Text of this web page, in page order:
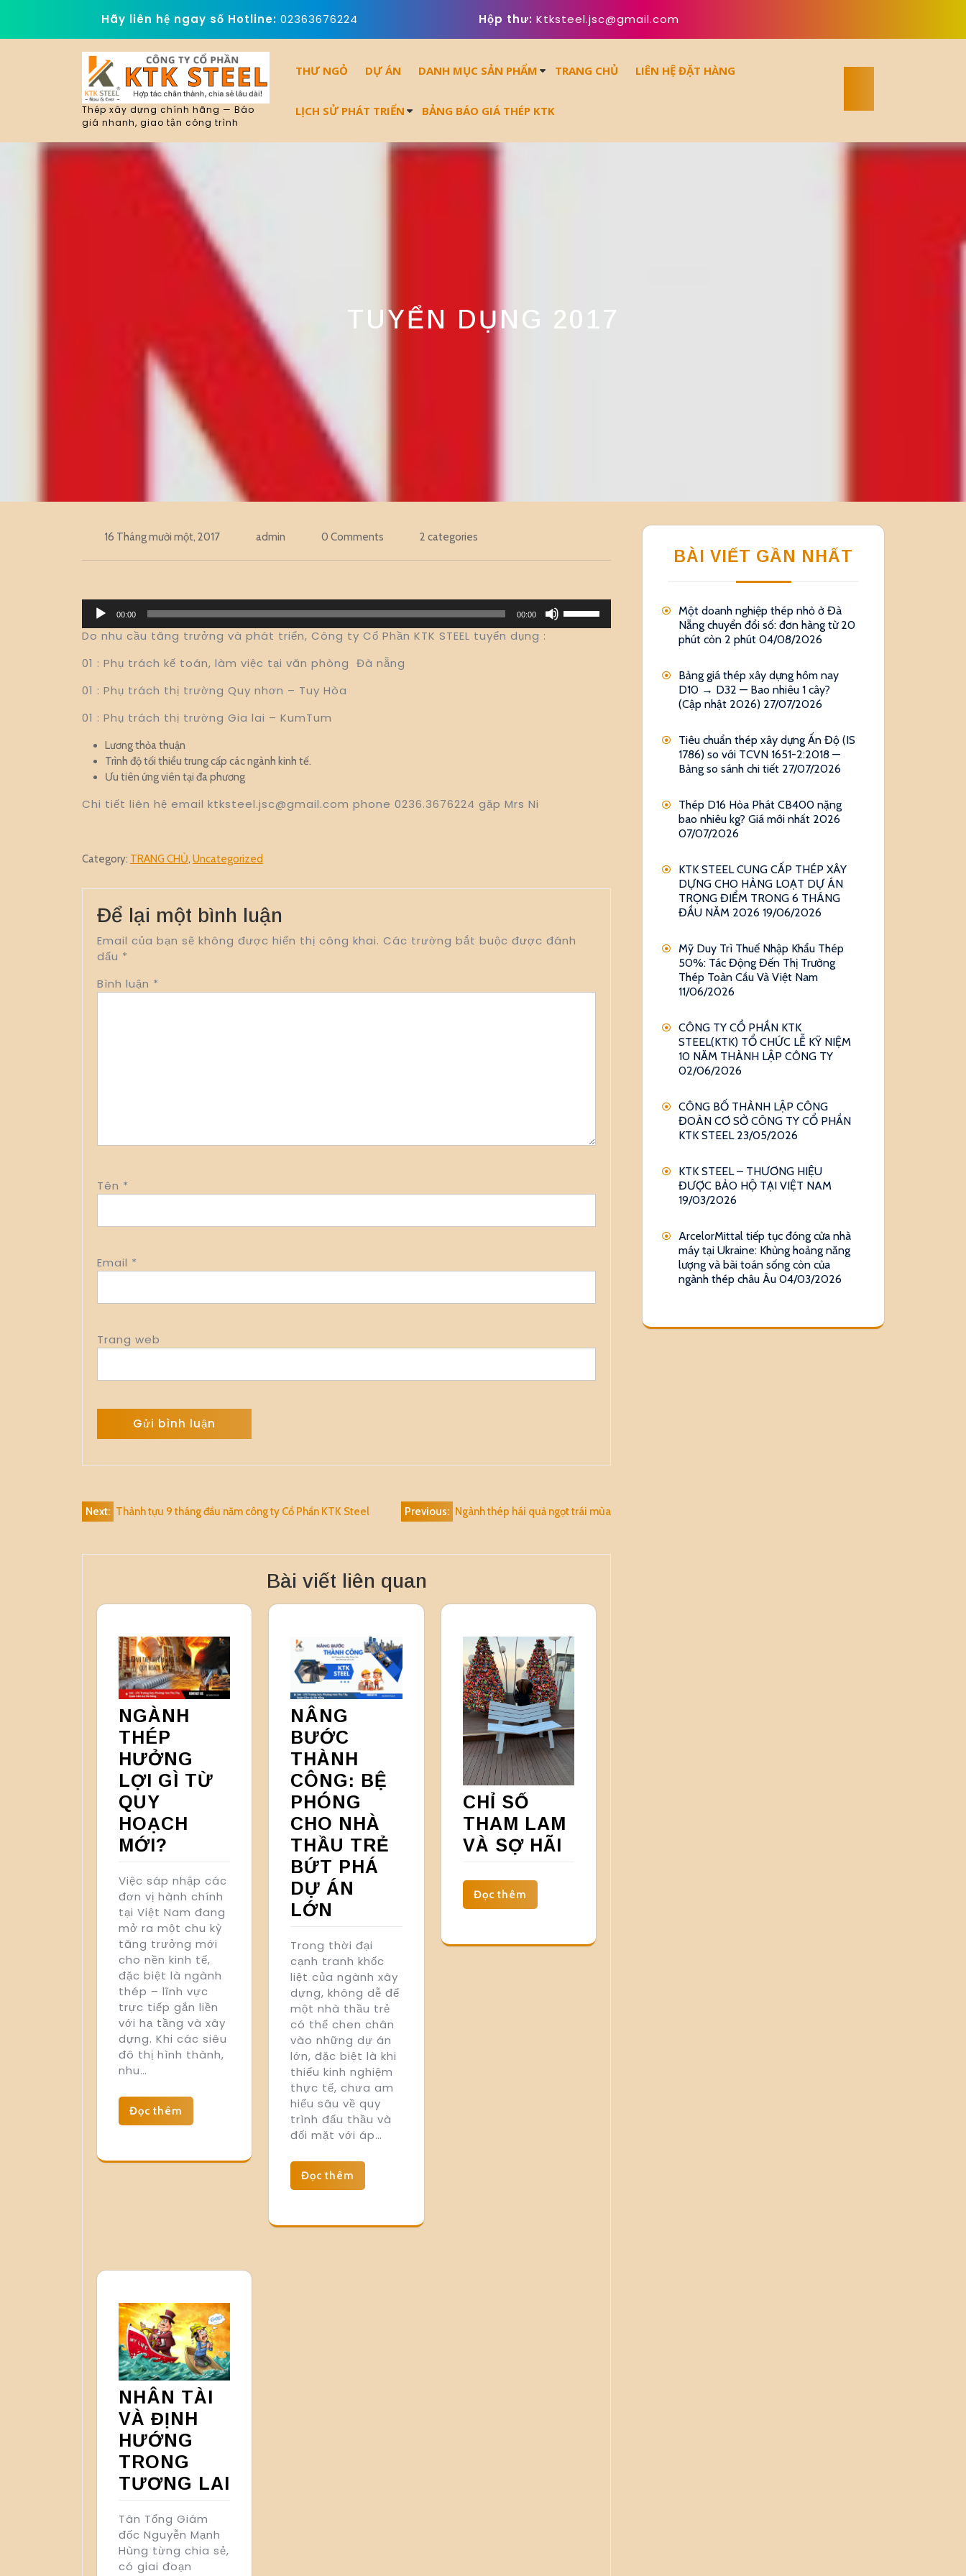
content
Hãy liên hệ ngay số Hotline: 02363676224 Hộp thư: Ktksteel.jsc@gmail.com
Thép xây dựng chính hãng — Báo
giá nhanh, giao tận công trình
THƯ NGỎ DỰ ÁN DANH MỤC SẢN PHẨM TRANG CHỦ LIÊN HỆ ĐẶT HÀNG
LỊCH SỬ PHÁT TRIỂN BẢNG BÁO GIÁ THÉP KTK
TUYỂN DỤNG 2017
16 Tháng mười một, 2017 admin 0 Comments 2 categories
Trình
phát
âm
00:00 00:00
Do nhu cầu tăng trưởng và phát triển, Công ty Cổ Phần KTK STEEL tuyển dụng :
01 : Phụ trách kế toán, làm việc tại văn phòng Đà nẵng
01 : Phụ trách thị trường Quy nhơn – Tuy Hòa
01 : Phụ trách thị trường Gia lai – KumTum
Lương thỏa thuận
Trình độ tối thiểu trung cấp các ngành kinh tế.
Ưu tiên ứng viên tại đa phương
Chi tiết liên hệ email ktksteel.jsc@gmail.com phone 0236.3676224 gặp Mrs Ni
Category: TRANG CHỦ, Uncategorized
Để lại một bình luận
Email của bạn sẽ không được hiển thị công khai. Các trường bắt buộc được đánh
dấu *
Bình luận *
Tên *
Email *
Trang web
Điều
viết
Previous: Ngành thép hái quả ngọt trái mùa
Next: Thành tựu 9 tháng đầu năm công ty Cổ Phần KTK Steel
Bài viết liên quan
NGÀNH
THÉP
HƯỞNG
LỢI GÌ TỪ
QUY
HOẠCH
MỚI?
Việc sáp nhập các
đơn vị hành chính
tại Việt Nam đang
mở ra một chu kỳ
tăng trưởng mới
cho nền kinh tế,
đặc biệt là ngành
thép – lĩnh vực
trực tiếp gắn liền
với hạ tầng và xây
dựng. Khi các siêu
đô thị hình thành,
nhu…
Đọc thêm
NÂNG
BƯỚC
THÀNH
CÔNG: BỆ
PHÓNG
CHO NHÀ
THẦU TRẺ
BỨT PHÁ
DỰ ÁN
LỚN
Trong thời đại
cạnh tranh khốc
liệt của ngành xây
dựng, không dễ để
một nhà thầu trẻ
có thể chen chân
vào những dự án
lớn, đặc biệt là khi
thiếu kinh nghiệm
thực tế, chưa am
hiểu sâu về quy
trình đấu thầu và
đối mặt với áp…
Đọc thêm
CHỈ SỐ
THAM LAM
VÀ SỢ HÃI
Đọc thêm
NHÂN TÀI
VÀ ĐỊNH
HƯỚNG
TRONG
TƯƠNG LAI
Tân Tổng Giám
đốc Nguyễn Mạnh
Hùng từng chia sẻ,
có giai đoạn
BÀI VIẾT GẦN NHẤT
Một doanh nghiệp thép nhỏ ở Đà
Nẵng chuyển đổi số: đơn hàng từ 20
phút còn 2 phút 04/08/2026
Bảng giá thép xây dựng hôm nay
D10 → D32 — Bao nhiêu 1 cây?
(Cập nhật 2026) 27/07/2026
Tiêu chuẩn thép xây dựng Ấn Độ (IS
1786) so với TCVN 1651-2:2018 —
Bảng so sánh chi tiết 27/07/2026
Thép D16 Hòa Phát CB400 nặng
bao nhiêu kg? Giá mới nhất 2026
07/07/2026
KTK STEEL CUNG CẤP THÉP XÂY
DỰNG CHO HÀNG LOẠT DỰ ÁN
TRỌNG ĐIỂM TRONG 6 THÁNG
ĐẦU NĂM 2026 19/06/2026
Mỹ Duy Trì Thuế Nhập Khẩu Thép
50%: Tác Động Đến Thị Trường
Thép Toàn Cầu Và Việt Nam
11/06/2026
CÔNG TY CỔ PHẦN KTK
STEEL(KTK) TỔ CHỨC LỄ KỸ NIỆM
10 NĂM THÀNH LẬP CÔNG TY
02/06/2026
CÔNG BỐ THÀNH LẬP CÔNG
ĐOÀN CƠ SỞ CÔNG TY CỔ PHẦN
KTK STEEL 23/05/2026
KTK STEEL – THƯƠNG HIỆU
ĐƯỢC BẢO HỘ TẠI VIỆT NAM
19/03/2026
ArcelorMittal tiếp tục đóng cửa nhà
máy tại Ukraine: Khủng hoảng năng
lượng và bài toán sống còn của
ngành thép châu Âu 04/03/2026